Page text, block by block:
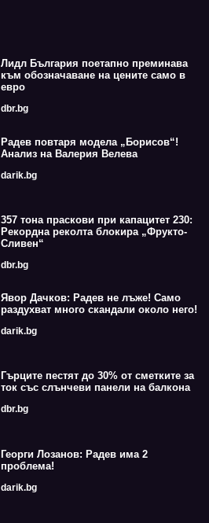
Лидл България поетапно преминава
към обозначаване на цените само в
евро
dbr.bg
Радев повтаря модела „Борисов“!
Анализ на Валерия Велева
darik.bg
357 тона праскови при капацитет 230:
Рекордна реколта блокира „Фрукто-
Сливен“
dbr.bg
Явор Дачков: Радев не лъже! Само
раздухват много скандали около него!
darik.bg
Гърците пестят до 30% от сметките за
ток със слънчеви панели на балкона
dbr.bg
Георги Лозанов: Радев има 2
проблема!
darik.bg